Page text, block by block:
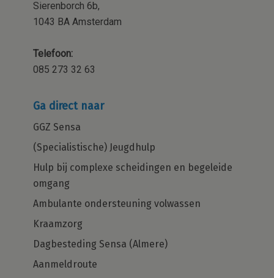
Sierenborch 6b,
1043 BA Amsterdam
Telefoon:
085 273 32 63
Ga direct naar
GGZ Sensa
(Specialistische) Jeugdhulp
Hulp bij complexe scheidingen en begeleide
omgang
Ambulante ondersteuning volwassen
Kraamzorg
Dagbesteding Sensa (Almere)
Aanmeldroute